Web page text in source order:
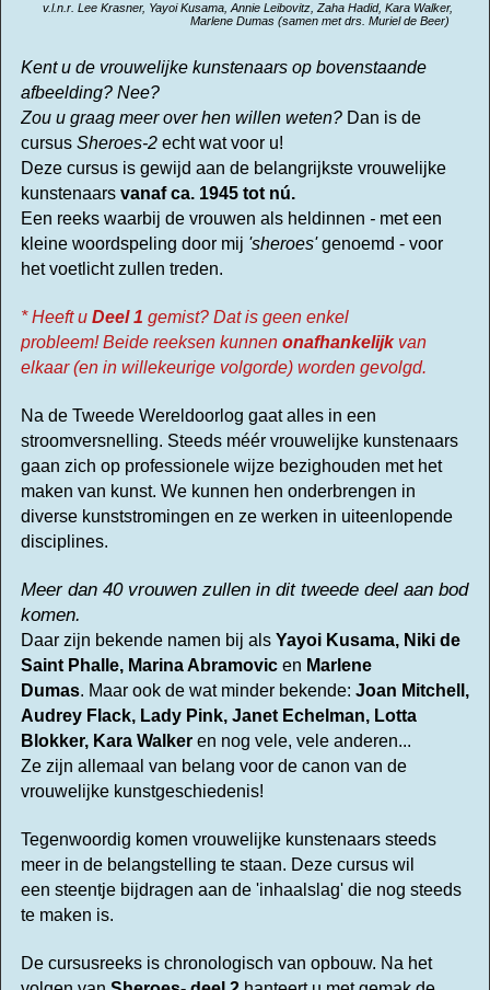
v.l.n.r. Lee Krasner, Yayoi Kusama, Annie Leibovitz, Zaha Hadid, Kara Walker,
Marlene Dumas (samen met drs. Muriel de Beer)
Kent u de vrouwelijke kunstenaars op bovenstaande
afbeelding? Nee?
Zou u graag meer over hen willen weten? Dan is de
cursus Sheroes-2echt wat voor u!
Deze cursus is gewijd aan de belangrijkste vrouwelijke
kunstenaars vanaf ca. 1945 tot nú.
Een reeks waarbij de vrouwen als heldinnen - met een
kleine woordspeling door mij 'sheroes'genoemd - voor
het voetlicht zullen treden.
* Heeft u Deel 1 gemist? Dat is geen enkel
probleem!Beide reeksen kunnen onafhankelijkvan
elkaar (en in willekeurige volgorde) worden gevolgd.
Na de Tweede Wereldoorlog gaat alles in een
stroomversnelling. Steeds méér vrouwelijke kunstenaars
gaan zich op professionele wijze bezighouden met het
maken van kunst. We kunnen hen onderbrengen in
diverse kunststromingen en ze werken in uiteenlopende
disciplines.
Meer dan 40 vrouwen zullen in dit tweede deel aan bod
komen.
Daar zijn bekende namen bij als Yayoi Kusama, Niki de
Saint Phalle, Marina Abramovicen Marlene
Dumas. Maar ook de wat minder bekende: Joan Mitchell,
Audrey Flack, Lady Pink, Janet Echelman, Lotta
Blokker, Kara Walkeren nog vele, vele anderen...
Ze zijn allemaal van belang voor de canon van de
vrouwelijke kunstgeschiedenis!
Tegenwoordig komen vrouwelijke kunstenaars steeds
meer in de belangstelling te staan. Deze cursus wil
een steentje bijdragen aan de 'inhaalslag' die nog steeds
te maken is.
De cursusreeks is chronologisch van opbouw. Na het